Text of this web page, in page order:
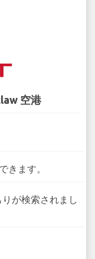
空港
きます。
が検索されまし